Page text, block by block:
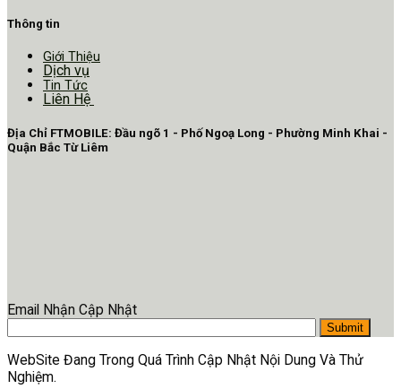
Thông tin
Giới Thiệu
Dịch vụ
Tin Tức
Liên Hệ
Địa Chỉ FTMOBILE: Đầu ngõ 1 - Phố Ngoạ Long - Phường Minh Khai -
Quận Bắc Từ Liêm
Email Nhận Cập Nhật
WebSite Đang Trong Quá Trình Cập Nhật Nội Dung Và Thử
Nghiệm.